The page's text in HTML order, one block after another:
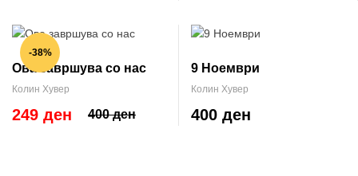
-38%
Ова завршува со нас
Колин Хувер
400 ден
249 ден
9 Ноември
Колин Хувер
400 ден